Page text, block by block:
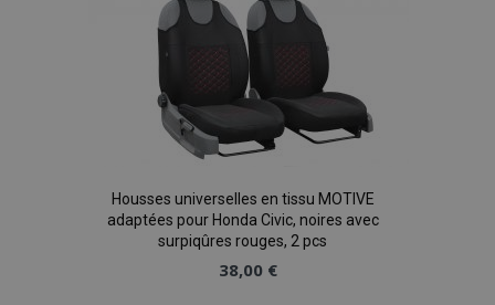
Housses universelles en tissu MOTIVE
adaptées pour Honda Civic, noires avec
surpiqûres rouges, 2 pcs
38,00 €